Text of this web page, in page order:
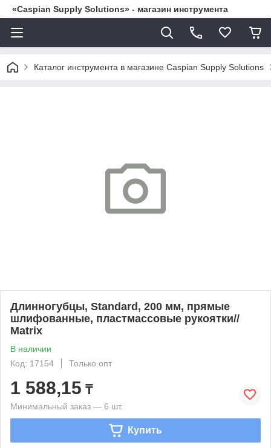
«Caspian Supply Solutions» - магазин инструмента
Каталог инструмента в магазине Caspian Supply Solutions
Длинногубцы, Standard, 200 мм, прямые
шлифованные, пластмассовые рукоятки//
Matrix
В наличии
Код: 17154
Только опт
1 588,15 ₸
Минимальный заказ — 6 шт.
Купить